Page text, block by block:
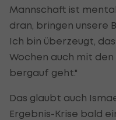
Mannschaft ist
dran, bringen unsere
Ich bin überzeugt,
Wochen auch mit
bergauf geht."
Das glaubt auch
Ergebnis-Krise bald